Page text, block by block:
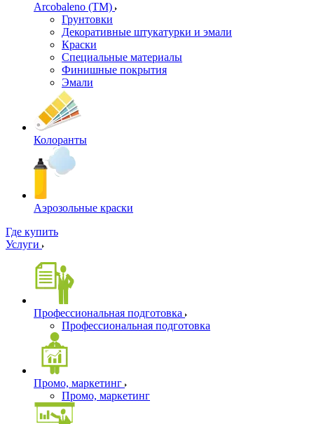
Arcobaleno (ТМ)
Грунтовки
Декоративные штукатурки и эмали
Краски
Специальные материалы
Финишные покрытия
Эмали
Колоранты
Аэрозольные краски
Где купить
Услуги
Профессиональная подготовка
Профессиональная подготовка
Промо, маркетинг
Промо, маркетинг